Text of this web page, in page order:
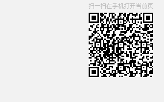
扫一扫在手机打开当前页